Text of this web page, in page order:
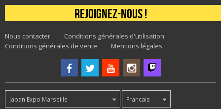
Rejoignez-nous !
Nous contacter
Conditions générales d'utilisation
Conditions générales de vente
Mentions légales
Japan Expo Marseille Francais